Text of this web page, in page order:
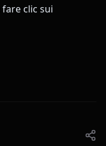
clic sui